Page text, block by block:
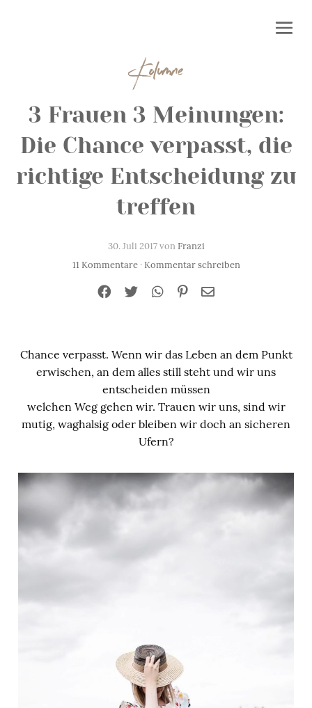
Kolumne
3 Frauen 3 Meinungen:
Die Chance verpasst, die
richtige Entscheidung zu
treffen
30. Juli 2017 vonFranzi
11 Kommentare· Kommentar schreiben
Chance verpasst. Wenn wir das Leben an dem Punkt
erwischen, an dem alles still steht und wir uns
entscheiden müssen
welchen Weg gehen wir. Trauen wir uns, sind wir
mutig, waghalsig oder bleiben wir doch an sicheren
Ufern?